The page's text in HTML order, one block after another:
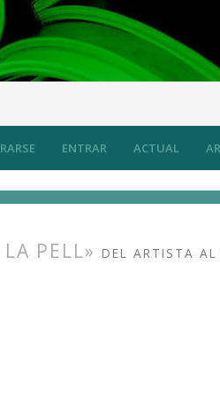
ACTUAL
ENTRAR
PELL» DEL ARTISTA